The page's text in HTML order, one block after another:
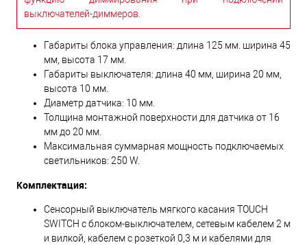
выключателей-диммеров.
Габариты блока управления: длина 125 мм. ширина 45
мм, высота 17 мм.
Габариты выключателя: длина 40 мм, ширина 20 мм,
высота 10 мм.
Диаметр датчика: 10 мм.
Толщина монтажной поверхности для датчика от 16
мм до 20 мм.
Максимальная суммарная мощность подключаемых
светильников: 250 W.
Комплектация:
Сенсорный выключатель мягкого касания TOUCH
SWITCH с блоком-выключателем, сетевым кабелем 2 м
и вилкой, кабелем с розеткой 0,3 м и кабелями для